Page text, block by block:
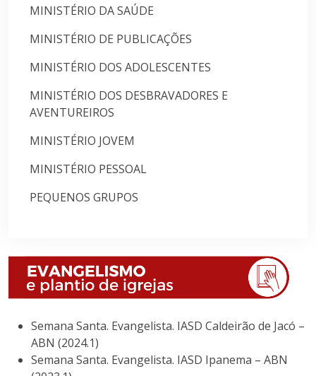
MINISTÉRIO DA SAÚDE
MINISTÉRIO DE PUBLICAÇÕES
MINISTÉRIO DOS ADOLESCENTES
MINISTÉRIO DOS DESBRAVADORES E
AVENTUREIROS
MINISTÉRIO JOVEM
MINISTÉRIO PESSOAL
PEQUENOS GRUPOS
Semana Santa. Evangelista. IASD Caldeirão de Jacó –
ABN (2024.1)
Semana Santa. Evangelista. IASD Ipanema – ABN